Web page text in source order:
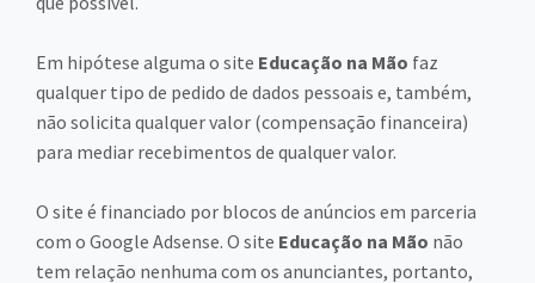
Em hipótese alguma o site Educação na Mão faz
qualquer tipo de pedido de dados pessoais e, também,
não solicita qualquer valor (compensação financeira)
para mediar recebimentos de qualquer valor.
O site é financiado por blocos de anúncios em parceria
com o Google Adsense. O site Educação na Mão não
tem relação nenhuma com os anunciantes, portanto,